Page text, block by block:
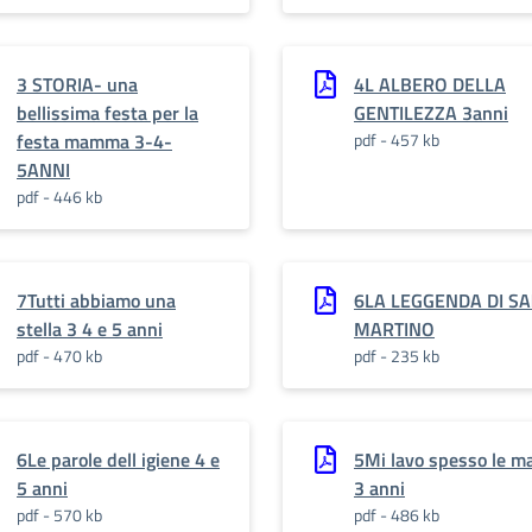
3 STORIA- una
bellissima festa per la
festa mamma 3-4-
5ANNI
pdf - 446 kb
4L ALBERO DELLA
GENTILEZZA 3anni
pdf - 457 kb
7Tutti abbiamo una
stella 3 4 e 5 anni
pdf - 470 kb
6LA LEGGENDA DI
MARTINO
pdf - 235 kb
6Le parole dell igiene 4 e
5 anni
pdf - 570 kb
5Mi lavo spesso le
3 anni
pdf - 486 kb